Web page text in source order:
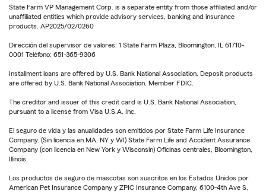
State Farm VP Management Corp. is a separate entity from those affiliated and/or
unaffiliated entities which provide advisory services, banking and insurance
products. AP2025/02/0260
Dirección del supervisor de valores: 1 State Farm Plaza, Bloomington, IL 61710-
0001 Teléfono: 651-365-9306
Installment loans are offered by U.S. Bank National Association. Deposit products
are offered by U.S. Bank National Association. Member FDIC.
The creditor and issuer of this credit card is U.S. Bank National Association,
pursuant to a license from Visa U.S.A. Inc.
El seguro de vida y las anualidades son emitidos por State Farm Life Insurance
Company. (Sin licencia en MA, NY y WI) State Farm Life and Accident Assurance
Company (con licencia en New York y Wisconsin) Oficinas centrales, Bloomington,
Illinois.
Los productos de seguro de mascotas son suscritos en los Estados Unidos por
American Pet Insurance Company y ZPIC Insurance Company, 6100-4th Ave S,